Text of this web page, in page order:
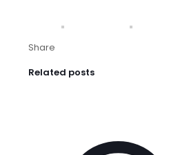
Share
Related posts